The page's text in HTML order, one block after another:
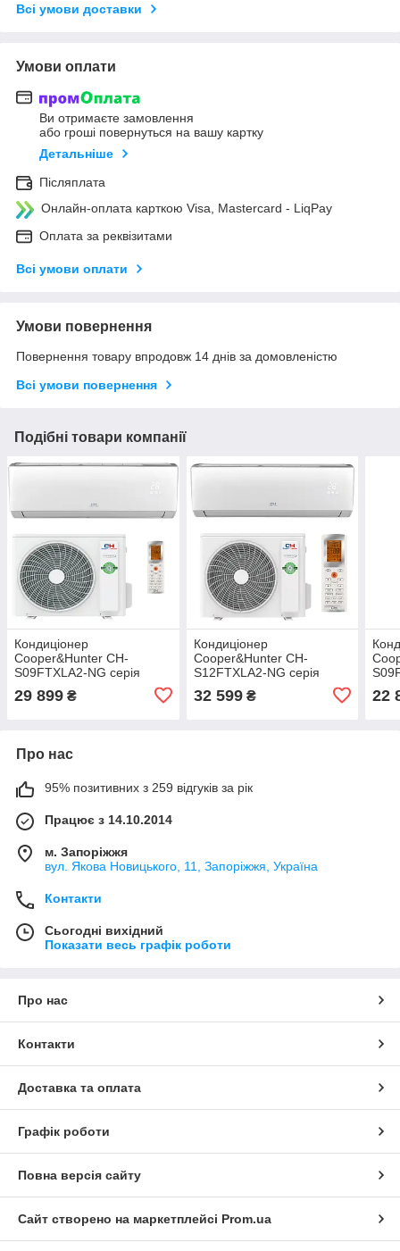
Всі умови доставки
Умови оплати
Ви отримаєте замовлення
або гроші повернуться на вашу картку
Детальніше
Післяплата
Онлайн-оплата карткою Visa, Mastercard - LiqPay
Оплата за реквізитами
Всі умови оплати
Умови повернення
Повернення товару впродовж 14 днів за домовленістю
Всі умови повернення
Подібні товари компанії
Кондиціонер
Cooper&Hunter CH-
S09FTXLA2-NG серія
29 899 ₴
Кондиціонер
Cooper&Hunter CH-
S12FTXLA2-NG серія
32 599₴ 22
Про нас
95% позитивних з 259 відгуків за рік
Працює з 14.10.2014
м. Запоріжжя
вул. Якова Новицького, 11, Запоріжжя, Україна
Контакти
Сьогодні вихідний
Показати весь графік роботи
Про нас
Контакти
Доставка та оплата
Графік роботи
Повна версія сайту
Сайт створено на маркетплейсі Prom.ua